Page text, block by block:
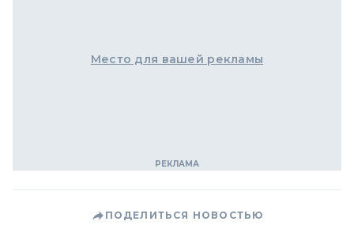
Место для вашей рекламы
ПОДЕЛИТЬСЯ НОВОСТЬЮ